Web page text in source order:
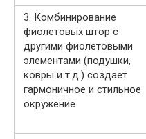
3. Комбинирование
фиолетовых штор с
другими фиолетовыми
элементами (подушки,
ковры и т.д.) создает
гармоничное и стильное
окружение.